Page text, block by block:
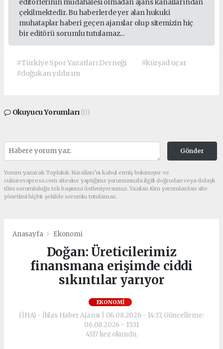
editörlerinin müdahalesi olmadan ajans kanallarından
çekilmektedir. Bu haberlerde yer alan hukuki
muhataplar haberi geçen ajanslar olup sitemizin hiç
bir editörü sorumlu tutulamaz...
#Türkiye Spor Yazarları Derneği
#kürşad uçar
#doğukan yıldırım
Okuyucu Yorumları(0)
Gönder
Yorum yazarak Topluluk Kuralları’nı kabul etmiş bulunuyor ve
cukurovapress.com sitesine yaptığınız yorumunuzla ilgili doğrudan veya dolaylı
tüm sorumluluğu tek başınıza üstleniyorsunuz. Yazılan tüm yorumlardan site
yönetimi hiçbir şekilde sorumlu tutulamaz.
Anasayfa Ekonomi
Doğan: Üreticilerimiz
finansmana erişimde ciddi
sıkıntılar yarıyor
EKONOMI
(İHA) - İhlas Haber Ajansı | 06.08.2026 - 14:37, Güncelleme:
06.08.2026 - 15:31
4517 kez okundu.